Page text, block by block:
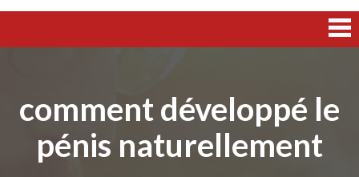
comment développé le
pénis naturellement